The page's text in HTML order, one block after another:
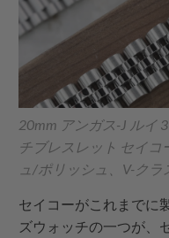
20mm アンガス-J ルイ
チブレスレット セイコ
ュ/ポリッシュ、V-クラ
セイコーがこれまでに
ズウォッチの一つが、